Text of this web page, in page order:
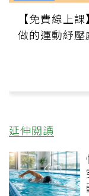
【免費線上
做的運動紓壓
延伸閱讀